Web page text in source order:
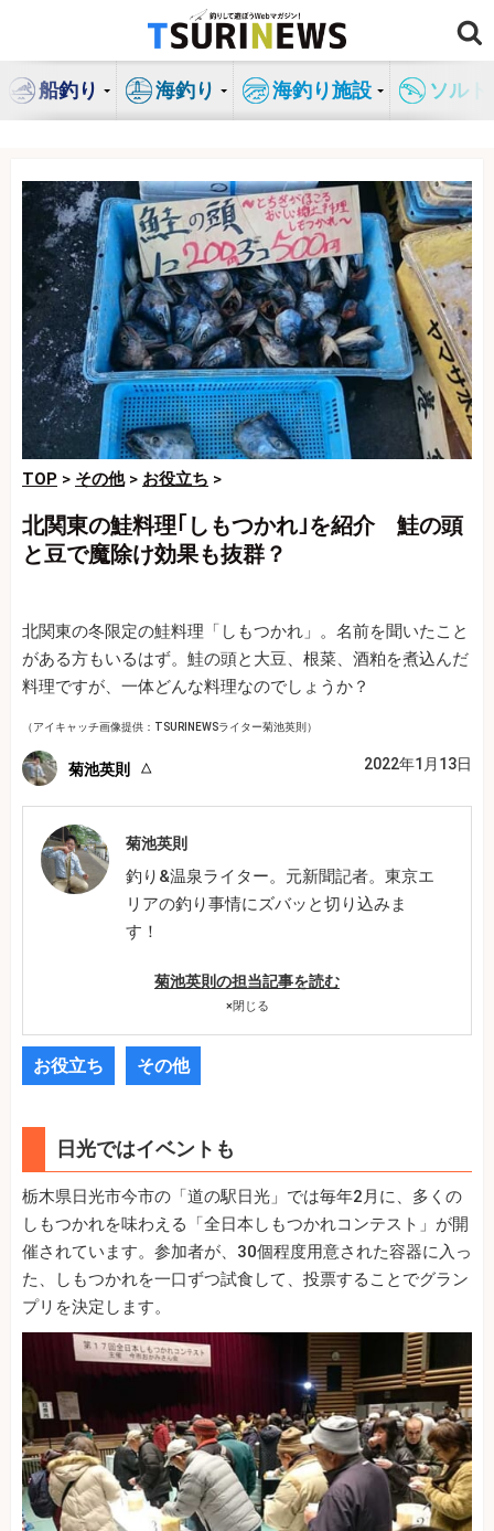
ン
船釣り 海釣り 海釣り施設 ソル
TOP > その他> お役立ち >
北関東の鮭料理｢しもつかれ｣を紹介 鮭の頭
と豆で魔除け効果も抜群？
北関東の冬限定の鮭料理「しもつかれ」。名前を聞いたこと
がある方もいるはず。鮭の頭と大豆、根菜、酒粕を煮込んだ
料理ですが、一体どんな料理なのでしょうか？
（アイキャッチ画像提供：TSURINEWSライター菊池英則）
菊池英則 2022年1月13日
菊池英則
釣り&温泉ライター。元新聞記者。東京エ
リアの釣り事情にズバッと切り込みま
す！
菊池英則の担当記事を読む
×閉じる
お役立ち その他
日光ではイベントも
栃木県日光市今市の「道の駅日光」では毎年2月に、多くの
しもつかれを味わえる「全日本しもつかれコンテスト」が開
催されています。参加者が、30個程度用意された容器に入っ
た、しもつかれを一口ずつ試食して、投票することでグラン
プリを決定します。